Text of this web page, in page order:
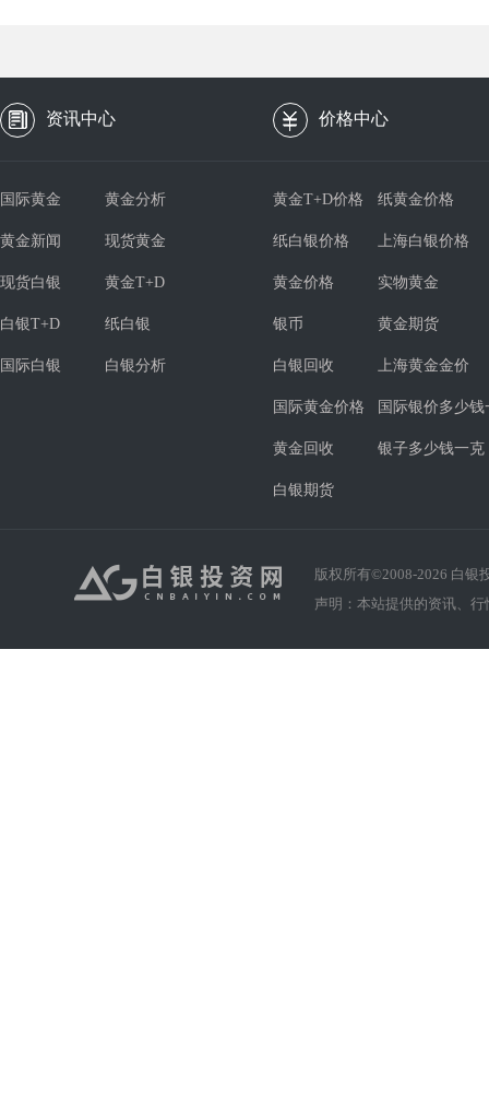
资讯中心 价格中心
国际黄金 黄金分析
黄金新闻 现货黄金
现货白银 黄金T+D
白银T+D 纸白银
国际白银 白银分析
黄金T+D价格 纸黄金价格
纸白银价格 上海白银价格
黄金价格 实物黄金
银币 黄金期货
白银回收 上海黄金金价
国际黄金价格 国际银价多少钱
黄金回收 银子多少钱一克
白银期货
版权所有©2008-2026 白银
声明：本站提供的资讯、